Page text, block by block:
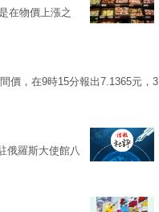
在物價上漲之
價，在9時15分報出7.1365元，3
俄羅斯大使館八